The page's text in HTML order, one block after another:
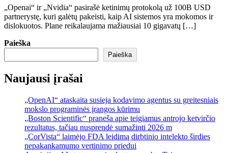
„Openai“ ir „Nvidia“ pasirašė ketinimų protokolą už 100B USD
partnerystę, kuri galėtų pakeisti, kaip AI sistemos yra mokomos ir
dislokuotos. Plane reikalaujama mažiausiai 10 gigavatų […]
Paieška
Paieška
Naujausi įrašai
„OpenAI“ ataskaita susieja kodavimo agentus su greitesniais
mokslo programinės įrangos kūrimu
„Boston Scientific“ praneša apie teigiamus antrojo ketvirčio
rezultatus, tačiau nusprendė sumažinti 2026 m
„CorVista“ laimėjo FDA leidimą dirbtinio intelekto širdies
nepakankamumo vertinimo priedui